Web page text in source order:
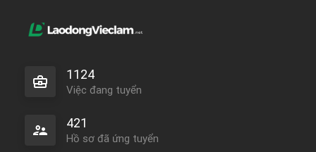
1124
Việc đang tuyển
421
Hồ sơ đã ứng tuyển